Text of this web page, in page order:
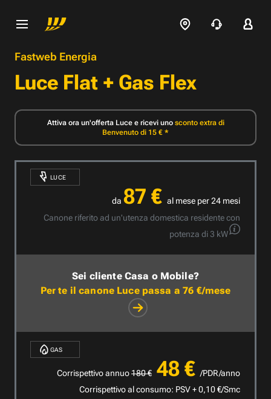
Fastweb Energia
Luce Flat + Gas Flex
Attiva ora un'offerta Luce e ricevi uno sconto extra di
Benvenuto di 15 € *
LUCE
da 87 € al mese per 24 mesi
Canone riferito ad un'utenza domestica residente con
potenza di 3 kW
Sei cliente Casa o Mobile?
Per te il canone Luce passa a76 €/mese
GAS
Corrispettivo annuo180€ 48€/PDR/anno
Corrispettivo al consumo: PSV + 0,10 €/Smc